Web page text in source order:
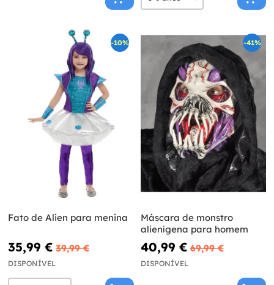
-10%
Fato de Alien para menina
35,99 € 39,99 €
DISPONÍVEL
-41%
Máscara de monstro
alienígena para homem
40,99 € 69,99 €
DISPONÍVEL